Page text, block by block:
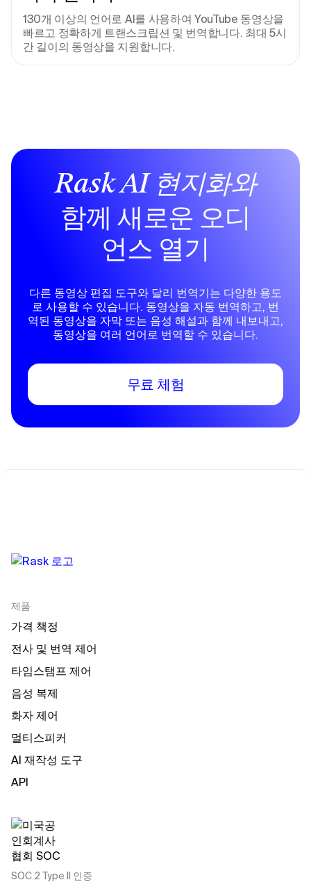
130개 이상의 언어로 AI를 사용하여 YouTube 동영상을
빠르고 정확하게 트랜스크립션 및 번역합니다. 최대 5시
간 길이의 동영상을 지원합니다.
Rask AI 현지화와
함께 새로운 오디
언스 열기
다른 동영상 편집 도구와 달리 번역기는 다양한 용도
로 사용할 수 있습니다. 동영상을 자동 번역하고, 번
역된 동영상을 자막 또는 음성 해설과 함께 내보내고,
동영상을 여러 언어로 번역할 수 있습니다.
무료 체험
제품
가격 책정
전사 및 번역 제어
타임스탬프 제어
음성 복제
화자 제어
멀티스피커
AI 재작성 도구
API
SOC 2 Type II 인증